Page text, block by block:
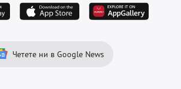
Четете ни в Google News